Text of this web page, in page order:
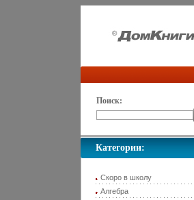
Поиск:
Категории:
Скоро в школу
Алгебра